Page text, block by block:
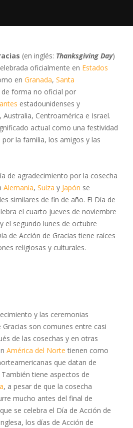
(en inglés: Thanksgiving Day)
oficialmente en Estados
en Granada, Santa
de forma no oficial por
estadounidenses y
Australia, Centroamérica e Israel.
actual como una festividad
la familia, los amigos y las
de agradecimiento por la cosecha
Alemania, Suiza y Japón se
similares de fin de año. El Día de
el cuarto jueves de noviembre
el segundo lunes de octubre
de Acción de Gracias tiene raíces
religiosas y culturales.
y las ceremonias
Gracias son comunes entre casi
de las cosechas y en otras
América del Norte tienen como
que datan de
También tiene aspectos de
, a pesar de que la cosecha
mucho antes del final de
se celebra el Día de Acción de
los días de Acción de